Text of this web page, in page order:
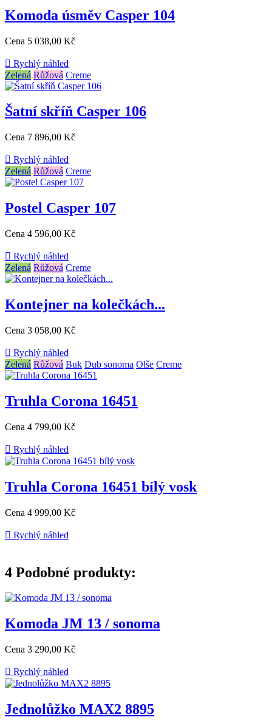
Komoda úsměv Casper 104
Cena 5 038,00 Kč
 Rychlý náhled
Zelená Růžová Creme
Šatní skříň Casper 106
Cena 7 896,00 Kč
 Rychlý náhled
Zelená Růžová Creme
Postel Casper 107
Cena 4 596,00 Kč
 Rychlý náhled
Zelená Růžová Creme
Kontejner na kolečkách...
Cena 3 058,00 Kč
 Rychlý náhled
Zelená Růžová Buk Dub sonoma Olše Creme
Truhla Corona 16451
Cena 4 799,00 Kč
 Rychlý náhled
Truhla Corona 16451 bílý vosk
Cena 4 999,00 Kč
 Rychlý náhled
4 Podobné produkty:
Komoda JM 13 / sonoma
Cena 3 290,00 Kč
 Rychlý náhled
Jednolůžko MAX2 8895